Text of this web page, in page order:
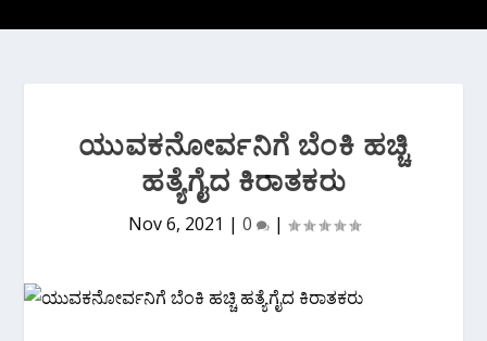
ಯುವಕನೋರ್ವನಿಗೆ ಬೆಂಕಿ ಹಚ್ಚಿ
ಹತ್ಯೆಗೈದ ಕಿರಾತಕರು
Nov 6, 2021 | 0 |